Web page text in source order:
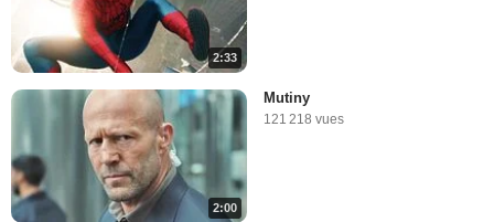
2:33
2:00
Mutiny
121 218 vues